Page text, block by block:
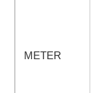
METER